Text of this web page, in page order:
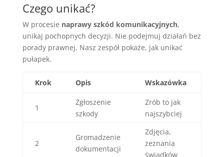
Czego unikać?
W procesie naprawy szkód komunikacyjnych,
unikaj pochopnych decyzji. Nie podejmuj działań bez
porady prawnej. Nasz zespół pokaże, jak unikać
pułapek.
Krok Opis Wskazówka
1
Zgłoszenie
szkody
Zrób to jak
najszybciej
2
Gromadzenie
dokumentacji
Zdjęcia,
zeznania
świadków